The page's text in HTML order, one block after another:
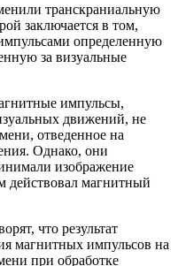
транскраниальную
заключается в том,
определенную
за визуальные
импульсы,
движений, не
отведенное на
Однако, они
изображение
действовал магнитный
что результат
магнитных импульсов на
при обработке